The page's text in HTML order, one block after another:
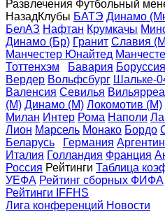
Развлечения Футбольный
НазадКлубы БАТЭ Динамо
БелАЗ Нафтан Крумкачы
Динамо (Бр) Гранит Славия
Манчестер Юнайтед
Тоттенхэм
Бавария
Вердер Вольфсбург Шальке-
Валенсия Севилья
(М) Динамо (М) Локомотив (М)
Милан Интер Рома Наполи
Лион Марсель Монако Бордо
Беларусь
Германия
Италия Голландия Франция
Россия Рейтинги Таблица
УЕФА Рейтинг сборных ФИФА
Рейтинги IFFHS
Лига конференций Новости